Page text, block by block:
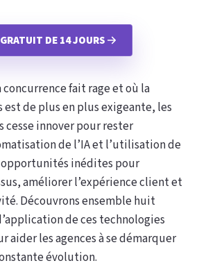
DE 14 JOURS
concurrence fait rage et où la
de plus en plus exigeante, les
cesse innover pour rester
de l’IA et l’utilisation de
opportunités inédites pour
améliorer l’expérience client et
Découvrons ensemble huit
de ces technologies
aider les agences à se démarquer
évolution.